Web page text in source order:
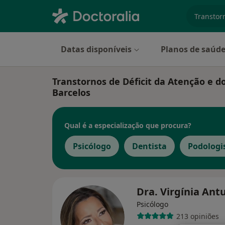
Datas disponíveis Planos de saúde
Transtornos de Déficit da Atenção e
Barcelos
Qual é a especialização que procura?
Psicólogo Dentista
Dra. Virgínia
Psicólogo
213 opiniões